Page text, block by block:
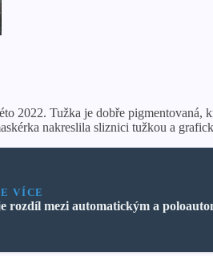
2022. Tužka je dobře pigmentovaná,
nakreslila sliznici tužkou a
VÍCE
rozdíl mezi automatickým a